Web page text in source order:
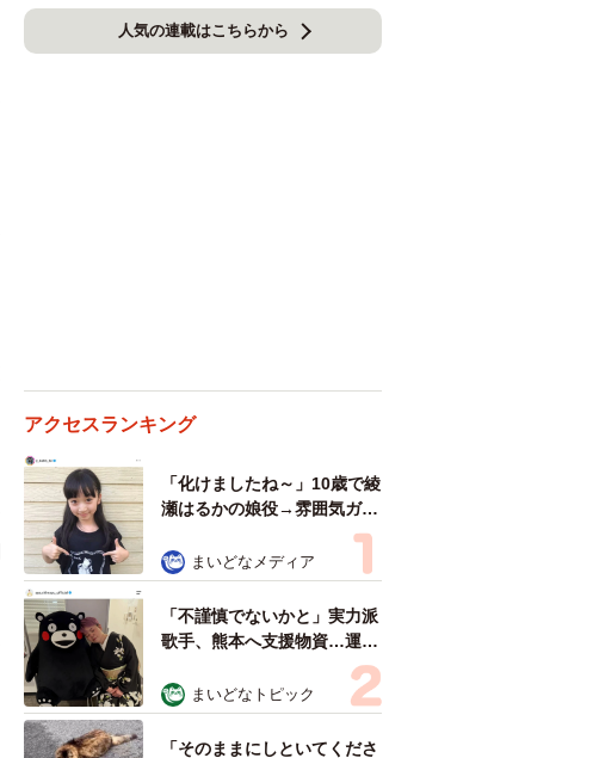
人気の連載はこちらから
アクセスランキング
「化けましたね～」10歳で綾
瀬はるかの娘役→雰囲気ガラ
リの18歳に成長 「メイクで
雰囲気が」「宝塚に入れそ
う」
まいどなメディア
「不謹慎でないかと」実力派
歌手、熊本へ支援物資…運搬
トラックの車体デザインにた
めらい 「痛いほど伝わる」
「行動され立派」
まいどなトピック
「そのままにしといてくださ